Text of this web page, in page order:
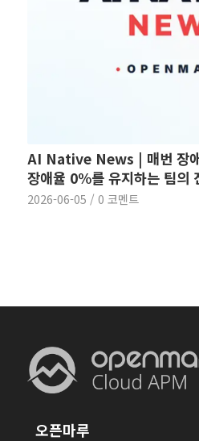
AI Native News | 매번 장
장애율 0%를 유지하는 팀의
2026-06-05 / 0 코멘트
오픈마루